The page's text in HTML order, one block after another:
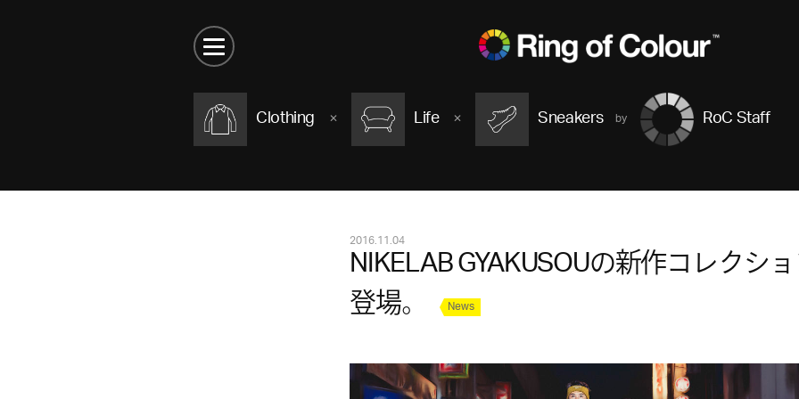
Clothing Life Sneakers RoC Staff
2016.11.04
NIKELAB GYAKUSOUの新作コレクシ
登場。 News